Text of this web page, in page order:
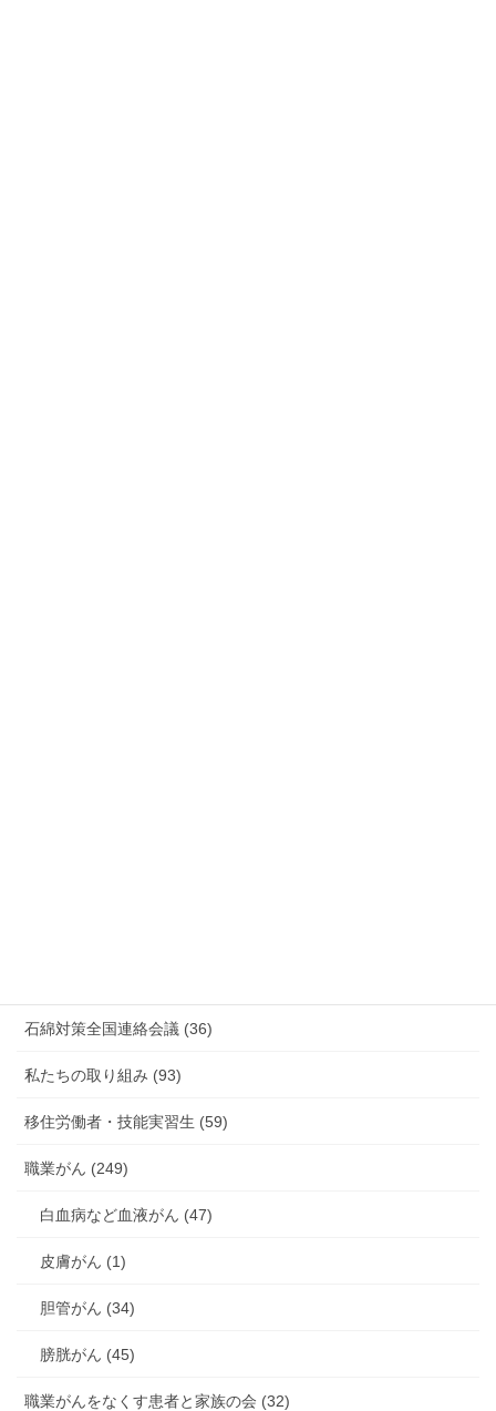
石綿対策全国連絡会議 (36)
私たちの取り組み (93)
移住労働者・技能実習生 (59)
職業がん (249)
白血病など血液がん (47)
皮膚がん (1)
胆管がん (34)
膀胱がん (45)
職業がんをなくす患者と家族の会 (32)